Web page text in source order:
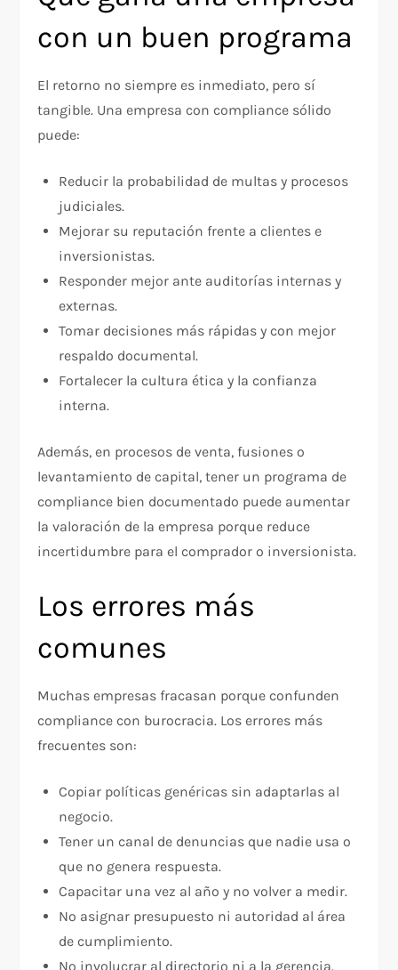
con un buen programa
El retorno no siempre es inmediato, pero sí
tangible. Una empresa con compliance sólido
puede:
Reducir la probabilidad de multas y procesos
judiciales.
Mejorar su reputación frente a clientes e
inversionistas.
Responder mejor ante auditorías internas y
externas.
Tomar decisiones más rápidas y con mejor
respaldo documental.
Fortalecer la cultura ética y la confianza
interna.
Además, en procesos de venta, fusiones o
levantamiento de capital, tener un programa de
compliance bien documentado puede aumentar
la valoración de la empresa porque reduce
incertidumbre para el comprador o inversionista.
Los errores más
comunes
Muchas empresas fracasan porque confunden
compliance con burocracia. Los errores más
frecuentes son:
Copiar políticas genéricas sin adaptarlas al
negocio.
Tener un canal de denuncias que nadie usa o
que no genera respuesta.
Capacitar una vez al año y no volver a medir.
No asignar presupuesto ni autoridad al área
de cumplimiento.
No involucrar al directorio ni a la gerencia.